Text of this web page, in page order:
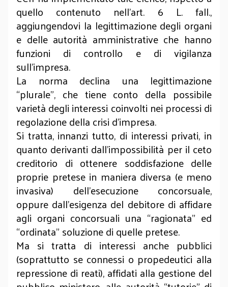
quello contenuto nell’art. 6 L. fall.,
aggiungendovi la legittimazione degli organi
e delle autorità amministrative che hanno
funzioni di controllo e di vigilanza
sull'impresa.
La norma declina una legittimazione
“plurale”, che tiene conto della possibile
varietà degli interessi coinvolti nei processi di
regolazione della crisi d’impresa.
Si tratta, innanzi tutto, di interessi privati, in
quanto derivanti dall’impossibilità per il ceto
creditorio di ottenere soddisfazione delle
proprie pretese in maniera diversa (e meno
invasiva) dell’esecuzione concorsuale,
oppure dall’esigenza del debitore di affidare
agli organi concorsuali una “ragionata” ed
“ordinata” soluzione di quelle pretese.
Ma si tratta di interessi anche pubblici
(soprattutto se connessi o propedeutici alla
repressione di reati), affidati alla gestione del